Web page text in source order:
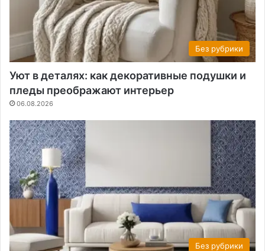
Без рубрики
Уют в деталях: как декоративные подушки и
пледы преображают интерьер
06.08.2026
Без рубрики